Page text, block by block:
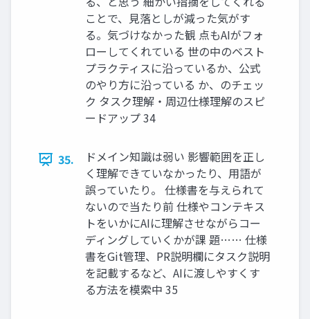
ことで、見落としが減った気がす
る。気づけなかった観 点もAIがフォ
ローしてくれている 世の中のベスト
プラクティスに沿っているか、公式
のやり方に沿っている か、のチェッ
ク タスク理解・周辺仕様理解のスピ
ードアップ 34
35.
ドメイン知識は弱い 影響範囲を正し
く理解できていなかったり、用語が
誤っていたり。 仕様書を与えられて
ないので当たり前 仕様やコンテキス
トをいかにAIに理解させながらコー
ディングしていくかが課 題…… 仕様
書をGit管理、PR説明欄にタスク説明
を記載するなど、AIに渡しやすくす
る方法を模索中 35